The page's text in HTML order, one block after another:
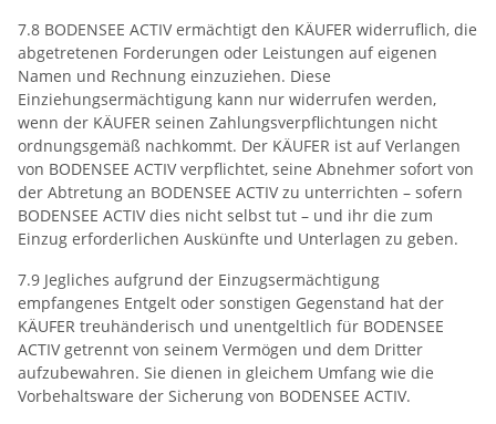
7.8 BODENSEE ACTIV ermächtigt den KÄUFER widerruflich, die
abgetretenen Forderungen oder Leistungen auf eigenen
Namen und Rechnung einzuziehen. Diese
Einziehungsermächtigung kann nur widerrufen werden,
wenn der KÄUFER seinen Zahlungsverpflichtungen nicht
ordnungsgemäß nachkommt. Der KÄUFER ist auf Verlangen
von BODENSEE ACTIV verpflichtet, seine Abnehmer sofort von
der Abtretung an BODENSEE ACTIV zu unterrichten – sofern
BODENSEE ACTIV dies nicht selbst tut – und ihr die zum
Einzug erforderlichen Auskünfte und Unterlagen zu geben.
7.9 Jegliches aufgrund der Einzugsermächtigung
empfangenes Entgelt oder sonstigen Gegenstand hat der
KÄUFER treuhänderisch und unentgeltlich für BODENSEE
ACTIV getrennt von seinem Vermögen und dem Dritter
aufzubewahren. Sie dienen in gleichem Umfang wie die
Vorbehaltsware der Sicherung von BODENSEE ACTIV.